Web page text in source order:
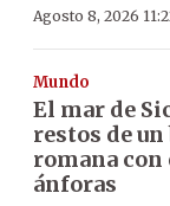
Agosto 8, 2026
Mundo
El mar de
restos de un
romana con
ánforas